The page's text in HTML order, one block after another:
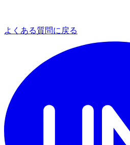
よくある質問に戻る